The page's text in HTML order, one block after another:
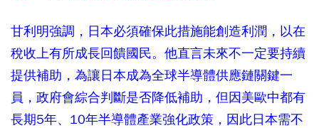
甘利明強調，日本必須確保此措施能創造利潤，以在
稅收上有所成長回饋國民。他直言未來不一定要持續
提供補助，為讓日本成為全球半導體供應鏈關鍵一
員，政府會綜合判斷是否降低補助，但因美歐中都有
長期5年、10年半導體產業強化政策，因此日本需不